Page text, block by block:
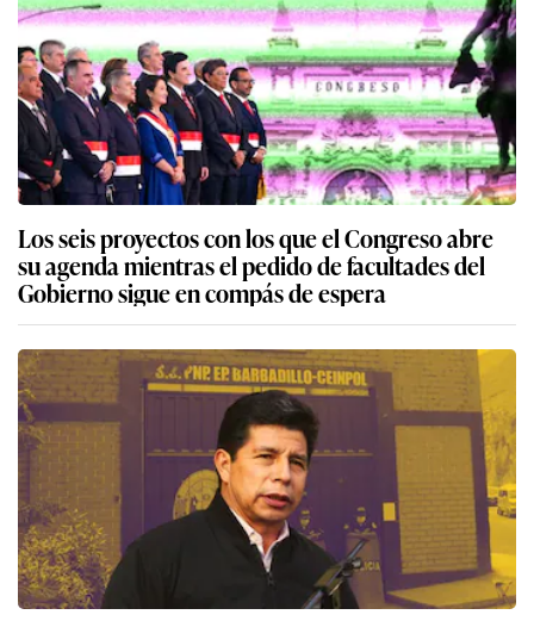
Los seis proyectos con los que el Congreso abre
su agenda mientras el pedido de facultades del
Gobierno sigue en compás de espera